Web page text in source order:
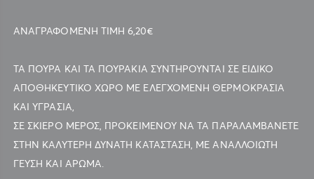
ΑΝΑΓΡΑΦΟΜΕΝΗ ΤΙΜΗ 6,20€
ΤΑ ΠΟΥΡΑ ΚΑΙ ΤΑ ΠΟΥΡΑΚΙΑ ΣΥΝΤΗΡΟΥΝΤΑΙ ΣΕ ΕΙΔΙΚΟ
ΑΠΟΘΗΚΕΥΤΙΚΟ ΧΩΡΟ ΜΕ ΕΛΕΓΧΟΜΕΝΗ ΘΕΡΜΟΚΡΑΣΙΑ
ΚΑΙ ΥΓΡΑΣΙΑ,
ΣΕ ΣΚΙΕΡΟ ΜΕΡΟΣ, ΠΡΟΚΕΙΜΕΝΟΥ ΝΑ ΤΑ ΠΑΡΑΛΑΜΒΑΝΕΤΕ
ΣΤΗΝ ΚΑΛΥΤΕΡΗ ΔΥΝΑΤΗ ΚΑΤΑΣΤΑΣΗ, ΜΕ ΑΝΑΛΛΟΙΩΤΗ
ΓΕΥΣΗ ΚΑΙ ΑΡΩΜΑ.